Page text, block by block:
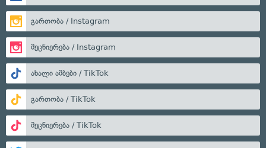
გართობა / Instagram
მეცნიერება / Instagram
ახალი ამბები / TikTok
გართობა / TikTok
მეცნიერება / TikTok